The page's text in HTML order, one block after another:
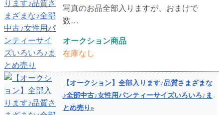
写真のお品全部入りますが、おまけで
数…
オークション商品
在庫なし
【オークション】全部入ります♪品質さまざまな
♪全部中古♪女性用パンティーサイズいろいろ♪ま
とめ売り»